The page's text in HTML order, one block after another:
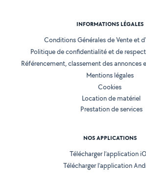
INFORMATIONS LÉGALES
Conditions Générales de Vente et
Politique de confidentialité et de
Référencement, classement des annonces
Mentions légales
Cookies
Location de matériel
Prestation de services
NOS APPLICATIONS
Télécharger l’application
Télécharger l’application